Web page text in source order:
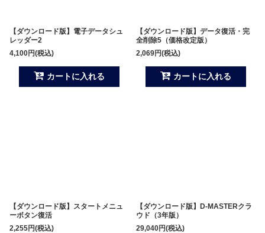
【ダウンロード版】電子データシュ
レッダー2
4,100円(税込)
カートに入れる
【ダウンロード版】データ復活・完
全削除5（価格改定版）
2,069円(税込)
カートに入れる
【ダウンロード版】スタートメニュ
ーボタン復活
2,255円(税込)
【ダウンロード版】D-MASTERクラ
ウド（3年版）
29,040円(税込)